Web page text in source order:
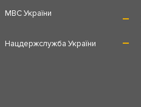
МВС України
Нацдержслужба України